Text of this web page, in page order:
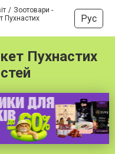
Зоотовари -
Пухнастих
Рус
Пухнастих